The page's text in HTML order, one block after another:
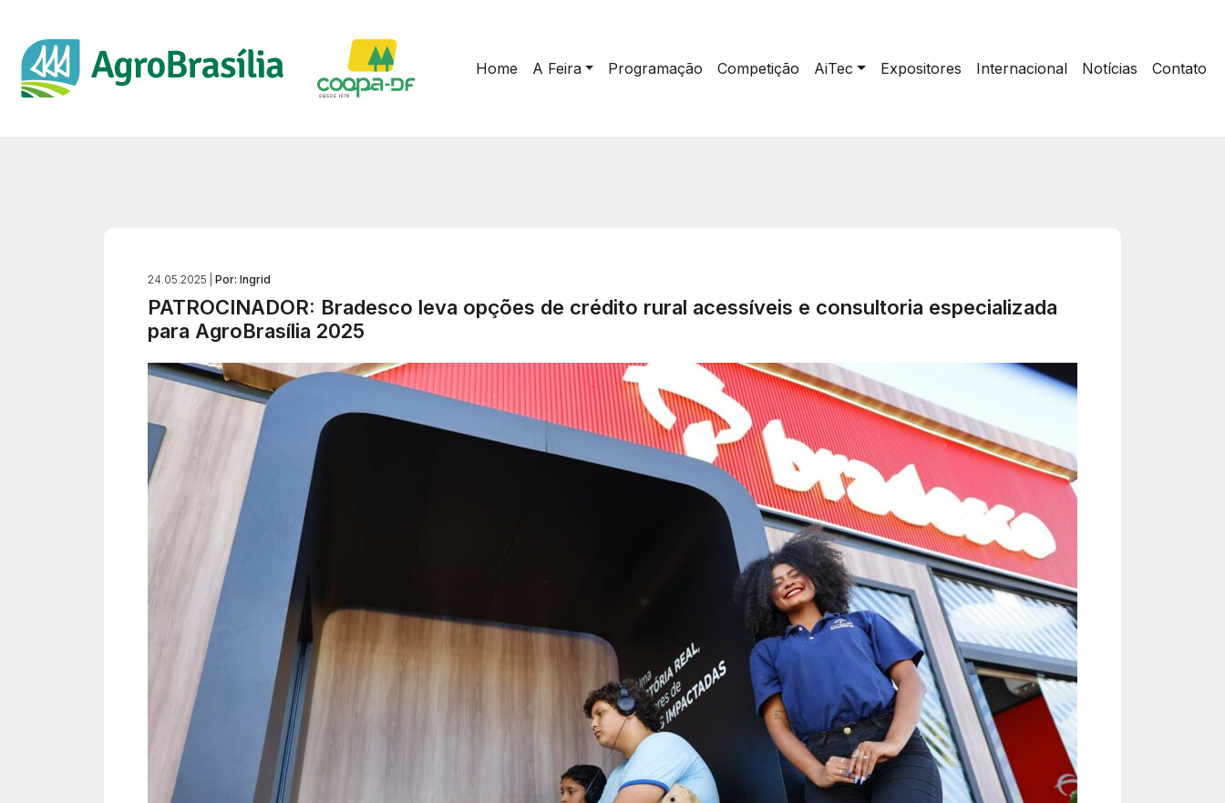
Home A Feira Programação Competição AiTec Expositores Internacional Notícias Contato
24.05.2025 | Por: Ingrid
PATROCINADOR: Bradesco leva opções de crédito rural acessíveis e consultoria especializada
para AgroBrasília 2025